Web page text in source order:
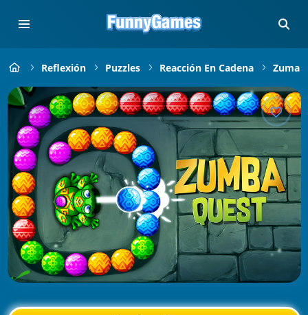
Reflexión Puzzles Reacción En Cadena Zuma